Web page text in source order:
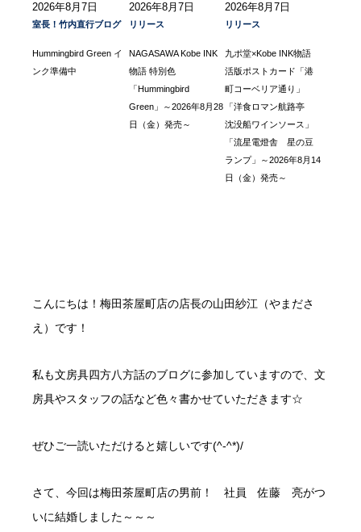
2026年8月7日
室長！竹内直行ブログ
Hummingbird Green イ
ンク準備中
2026年8月7日
リリース
NAGASAWA Kobe INK
物語 特別色
「Hummingbird
Green」～2026年8月28
日（金）発売～
2026年8月7日
リリース
九ポ堂×Kobe INK物語
活版ポストカード「港
町コーベリア通り」
「洋食ロマン航路亭
沈没船ワインソース」
「流星電燈舎 星の豆
ランプ」～2026年8月14
日（金）発売～
こんにちは！梅田茶屋町店の店長の山田紗江（やまださ
え）です！
私も文房具四方八方話のブログに参加していますので、文
房具やスタッフの話など色々書かせていただきます☆
ぜひご一読いただけると嬉しいです(^-^*)/
さて、今回は梅田茶屋町店の男前！ 社員 佐藤 亮がつ
いに結婚しました～～～